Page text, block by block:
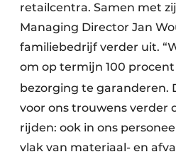
retailcentra. Samen met
Managing Director Jan
familiebedrijf verder uit.
om op termijn 100 procent
bezorging te garanderen.
voor ons trouwens verder
rijden: ook in ons
vlak van materiaal- en